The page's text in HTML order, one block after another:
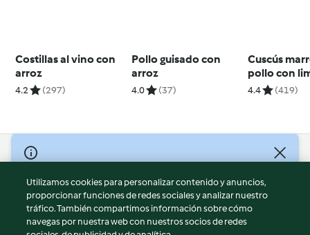
Costillas al vino con
arroz
4.2 (297)
Pollo guisado con
arroz
4.0 (37)
Cuscús
pollo con
aceitunas
4.4 (419)
© Copyright 2026
Términos de uso
Política de privacidad
Aviso legal
Utilizamos cookies para personalizar contenido y anuncios,
proporcionar funciones de redes sociales y analizar nuestro
tráfico. También compartimos información sobre cómo
navegas por nuestra web con nuestros socios de redes